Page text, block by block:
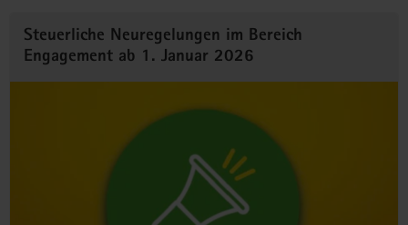
Steuerliche Neuregelungen im Bereich
Engagement ab 1. Januar 2026